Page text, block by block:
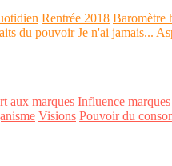
Rentrée 2018 Baromètre
du pouvoir Je n'ai jamais...
aux marques Influence marques
Visions Pouvoir du